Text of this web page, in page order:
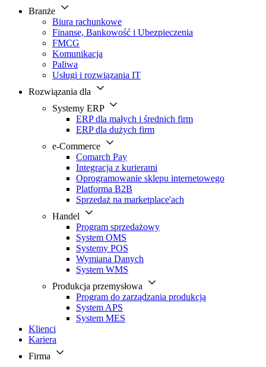
Branże
Biura rachunkowe
Finanse, Bankowość i Ubezpieczenia
FMCG
Komunikacja
Paliwa
Usługi i rozwiązania IT
Rozwiązania dla
Systemy ERP
ERP dla małych i średnich firm
ERP dla dużych firm
e-Commerce
Comarch Pay
Integracja z kurierami
Oprogramowanie sklepu internetowego
Platforma B2B
Sprzedaż na marketplace'ach
Handel
Program sprzedażowy
System OMS
Systemy POS
Wymiana Danych
System WMS
Produkcja przemysłowa
Program do zarządzania produkcją
System APS
System MES
Klienci
Kariera
Firma